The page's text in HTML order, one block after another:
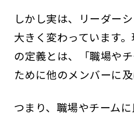
しかし実は、リーダー
大きく変わっています
の定義とは、「職場や
ために他のメンバーに及
つまり、職場やチーム